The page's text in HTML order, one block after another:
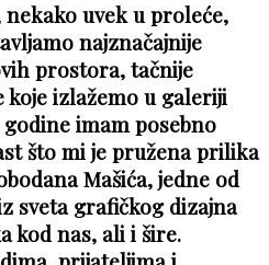
uvek u proleće,
najznačajnije
prostora, tačnije
koje izlažemo u galeriji
imam posebno
što mi je pružena prilika
Mašića, jedne od
sveta grafičkog dizajna
kod nas, ali i šire.